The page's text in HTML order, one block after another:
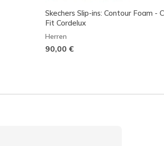
Skechers Slip-ins: Contour Foam -
Fit Cordelux
Herren
90,00 €